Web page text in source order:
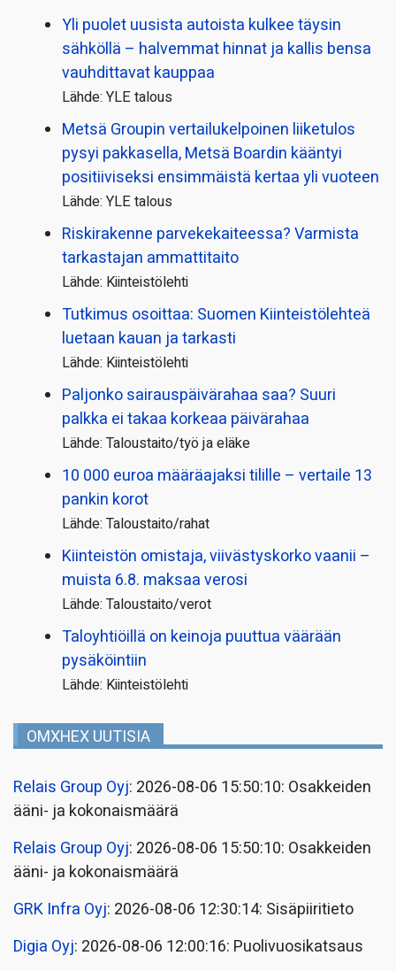
Yli puolet uusista autoista kulkee täysin
sähköllä – halvemmat hinnat ja kallis bensa
vauhdittavat kauppaa
Lähde: YLE talous
Metsä Groupin vertailu­kelpoinen liiketulos
pysyi pakkasella, Metsä Boardin kääntyi
positiiviseksi ensimmäistä kertaa yli vuoteen
Lähde: YLE talous
Riskirakenne parvekekaiteessa? Varmista
tarkastajan ammattitaito
Lähde: Kiinteistölehti
Tutkimus osoittaa: Suomen Kiinteistölehteä
luetaan kauan ja tarkasti
Lähde: Kiinteistölehti
Paljonko sairauspäivä­rahaa saa? Suuri
palkka ei takaa korkeaa päivärahaa
Lähde: Taloustaito/työ ja eläke
10 000 euroa määräajaksi tilille – vertaile 13
pankin korot
Lähde: Taloustaito/rahat
Kiinteistön omistaja, viivästyskorko vaanii –
muista 6.8. maksaa verosi
Lähde: Taloustaito/verot
Taloyhtiöillä on keinoja puuttua väärään
pysäköintiin
Lähde: Kiinteistölehti
OMXHEX UUTISIA
Relais Group Oyj: 2026-08-06 15:50:10: Osakkeiden
ääni- ja kokonaismäärä
Relais Group Oyj: 2026-08-06 15:50:10: Osakkeiden
ääni- ja kokonaismäärä
GRK Infra Oyj: 2026-08-06 12:30:14: Sisäpiiritieto
Digia Oyj: 2026-08-06 12:00:16: Puolivuosikatsaus